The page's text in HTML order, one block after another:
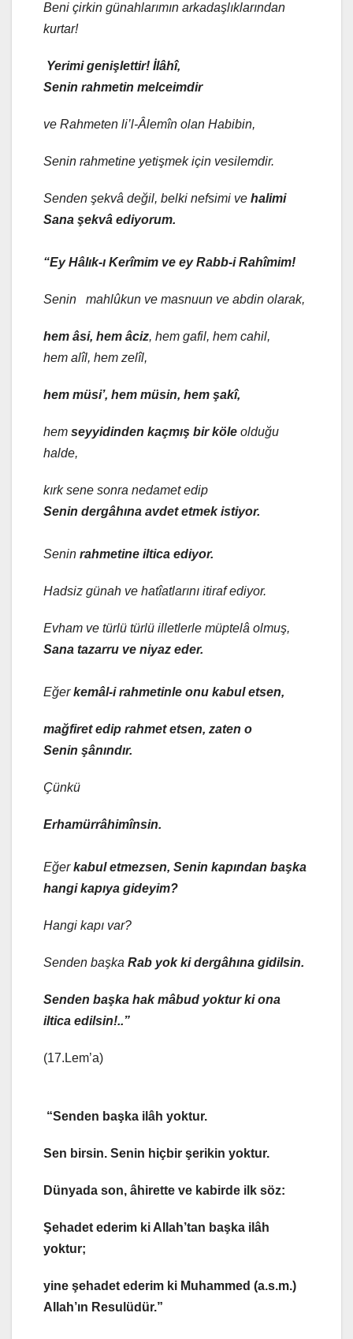
Beni çirkin günahlarımın arkadaşlıklarından
kurtar!
Yerimi genişlettir! İlâhî,
Senin rahmetin melceimdir
ve Rahmeten li’l-Âlemîn olan Habibin,
Senin rahmetine yetişmek için vesilemdir.
Senden şekvâ değil, belki nefsimi ve halimi
Sana şekvâ ediyorum.
“Ey Hâlık-ı Kerîmim ve ey Rabb-i Rahîmim!
Senin mahlûkun ve masnuun ve abdin olarak,
hem âsi, hem âciz, hem gafil, hem cahil,
hem alîl, hem zelîl,
hem müsi’, hem müsin, hem şakî,
hem seyyidinden kaçmış bir köle olduğu
halde,
kırk sene sonra nedamet edip
Senin dergâhına avdet etmek istiyor.
Senin rahmetine iltica ediyor.
Hadsiz günah ve hatîatlarını itiraf ediyor.
Evham ve türlü türlü illetlerle müptelâ olmuş,
Sana tazarru ve niyaz eder.
Eğerkemâl-i rahmetinle onu kabul etsen,
mağfiret edip rahmet etsen, zaten o
Senin şânındır.
Çünkü
Erhamürrâhimînsin.
Eğerkabul etmezsen, Senin kapından başka
hangi kapıya gideyim?
Hangi kapı var?
Senden başka Rab yok ki dergâhına gidilsin.
Senden başka hak mâbud yoktur ki ona
iltica edilsin!..”
(17.Lem’a)
“Senden başka ilâh yoktur.
Sen birsin. Senin hiçbir şerikin yoktur.
Dünyada son, âhirette ve kabirde ilk söz:
Şehadet ederim ki Allah’tan başka ilâh
yoktur;
yine şehadet ederim ki Muhammed (a.s.m.)
Allah’ın Resulüdür.”